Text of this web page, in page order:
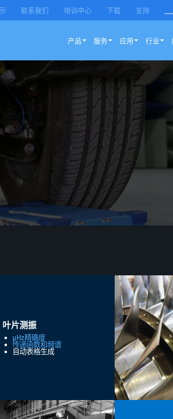
联系我们 培训中心 下载 支持
产品 服务 应用 行业
叶片测振
µHz精确度
传递函数和频谱
自动表格生成